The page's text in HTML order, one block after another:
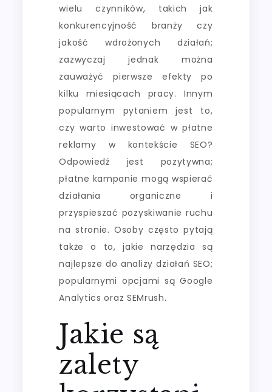
wielu czynników, takich jak
konkurencyjność branży czy
jakość wdrożonych działań;
zazwyczaj jednak można
zauważyć pierwsze efekty po
kilku miesiącach pracy. Innym
popularnym pytaniem jest to,
czy warto inwestować w płatne
reklamy w kontekście SEO?
Odpowiedź jest pozytywna;
płatne kampanie mogą wspierać
działania organiczne i
przyspieszać pozyskiwanie ruchu
na stronie. Osoby często pytają
także o to, jakie narzędzia są
najlepsze do analizy działań SEO;
popularnymi opcjami są Google
Analytics oraz SEMrush.
Jakie są
zalety